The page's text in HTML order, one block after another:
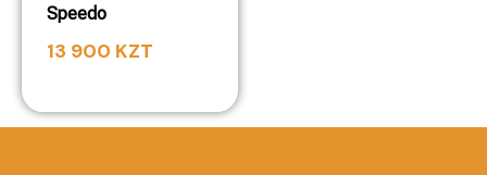
Speedo
13 900 KZT